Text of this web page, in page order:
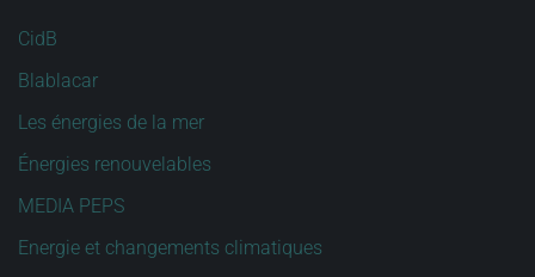
CidB
Blablacar
Les énergies de la mer
Énergies renouvelables
MEDIA PEPS
Energie et changements climatiques